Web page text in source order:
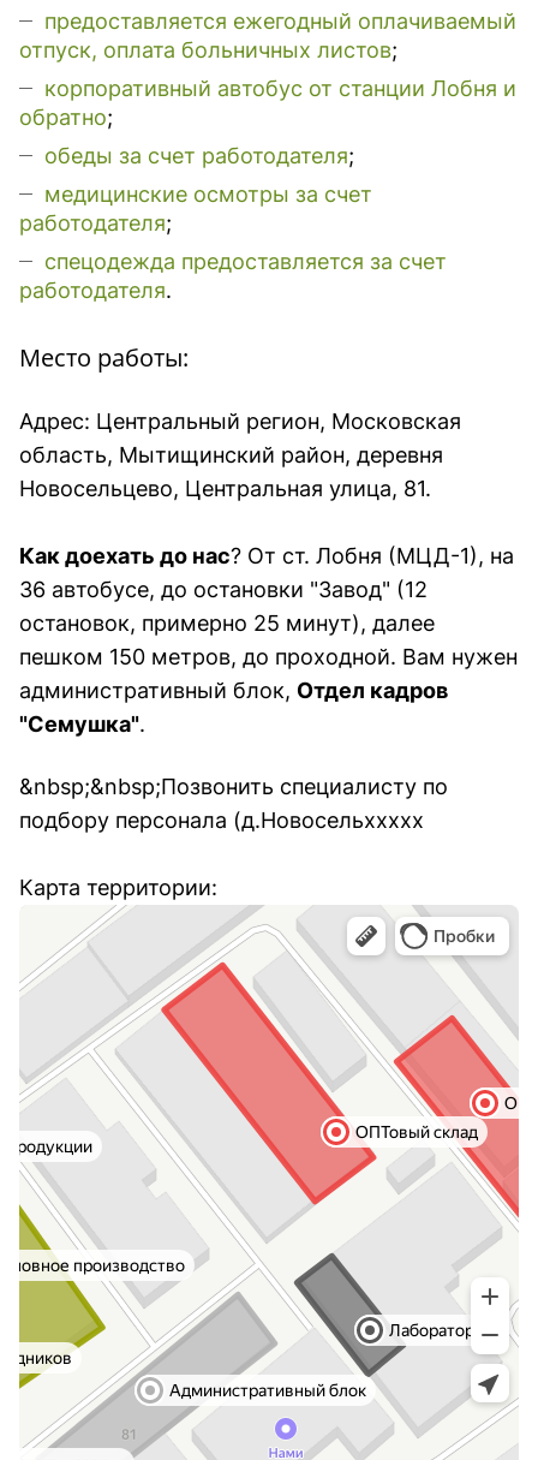
предоставляется ежегодный оплачиваемый
отпуск, оплата больничных листов;
корпоративный автобус от станции Лобня и
обратно;
обеды за счет работодателя;
медицинские осмотры за счет
работодателя;
cпецодежда предоставляется за счет
работодателя.
Место работы:
Адрес: Центральный регион, Московская
область, Мытищинский район, деревня
Новосельцево, Центральная улица, 81.
Как доехать до нас? От ст. Лобня (МЦД-1), на
36 автобусе, до остановки "Завод" (12
остановок, примерно 25 минут), далее
пешком 150 метров, до проходной. Вам нужен
административный блок, Отдел кадров
"Семушка".
&nbsp;&nbsp;Позвонить специалисту по
подбору персонала (д.Новосельxxxxx
Карта территории: